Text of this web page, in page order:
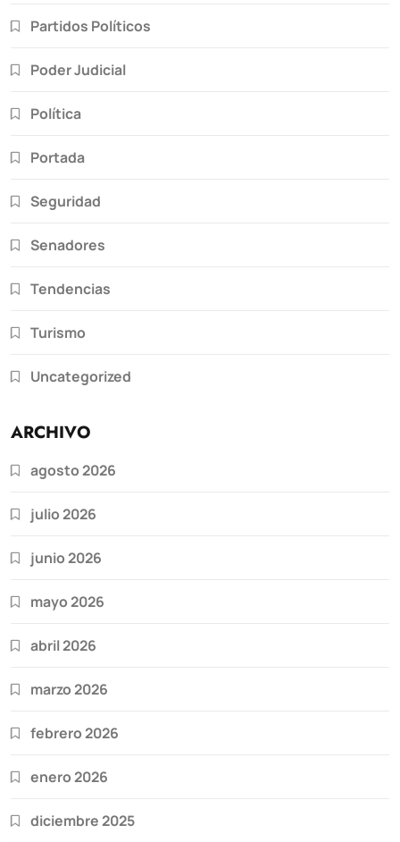
Partidos Políticos
Poder Judicial
Política
Portada
Seguridad
Senadores
Tendencias
Turismo
Uncategorized
ARCHIVO
agosto 2026
julio 2026
junio 2026
mayo 2026
abril 2026
marzo 2026
febrero 2026
enero 2026
diciembre 2025